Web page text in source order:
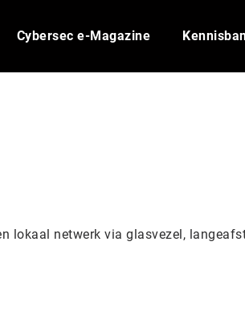
Cybersec e-Magazine
lokaal netwerk via glasvezel,